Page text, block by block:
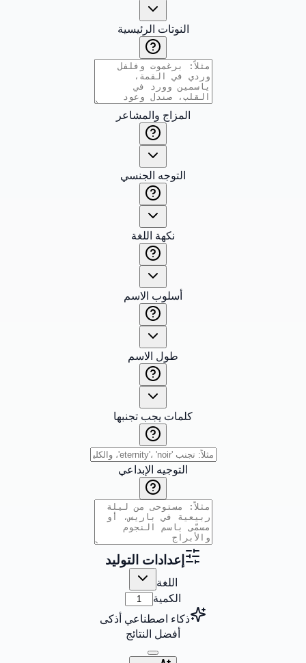
النوتات الرئيسية
المزاج والمشاعر
التوجه الجنسي
نكهة اللغة
أسلوب الاسم
طول الاسم
كلمات يجب تجنبها
التوجيه الإبداعي
إعدادات التوليد
اللغة
الكمية
ذكاء اصطناعي أذكى
أفضل النتائج